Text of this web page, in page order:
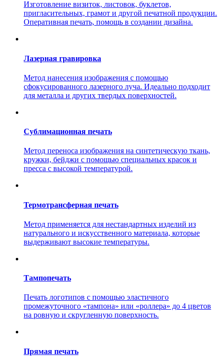
Изготовление визиток, листовок, буклетов,
пригласительных, грамот и другой печатной продукции.
Оперативная печать, помощь в создании дизайна.
Лазерная гравировка
Метод нанесения изображения с помощью
сфокусированного лазерного луча. Идеально подходит
для металла и других твердых поверхностей.
Сублимационная печать
Метод переноса изображения на синтетическую ткань,
кружки, бейджи с помощью специальных красок и
пресса с высокой температурой.
Термотрансферная печать
Метод применяется для нестандартных изделий из
натурального и искусственного материала, которые
выдерживают высокие температуры.
Тампопечать
Печать логотипов с помощью эластичного
промежуточного «тампона» или «роллера» до 4 цветов
на ровную и скругленную поверхность.
Прямая печать